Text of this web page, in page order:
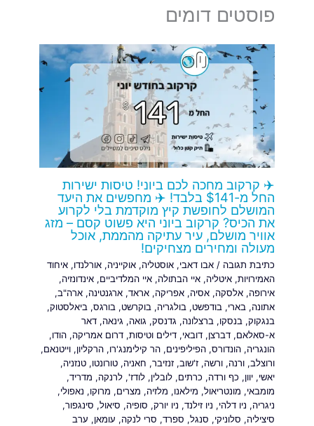
פוסטים דומים
✈️ קרקוב מחכה לכם ביוני! טיסות ישירות
החל מ-$141 בלבד! ✈️ מחפשים את היעד
המושלם לחופשת קיץ מוקדמת בלי לקרוע
את הכיס? קרקוב ביוני היא פשוט קסם – מזג
אוויר מושלם, עיר עתיקה מהממת, אוכל
מעולה ומחירים מצחיקים!
כתיבת תגובה /אבו דאבי,אוסטליה,אוקייניה,אורלנדו,איחוד
האמירויות,איטליה,איי הבתולה,איי המלדיביים,אינדונזיה,
אירופה,אלסקה,אסיה,אפריקה,אראד,ארגנטינה,ארה"ב,
אתונה,בארי,בודפשט,בולגריה,בוקרשט,בורגס,ביאלסטוק,
בנגקוק,בנסקו,ברצלונה, גדנסק, גואה, גינאה,דאר
א-סאלאם,דברצן,דובאי,דילים וטיסות,דרום אמריקה,הודו,
הונגריה,הונדורס,הפיליפינים,הר קילימנג'רו,הרקליון,וייטנאם,
ורוצלב,ורנה,ורשה,ז'שוב,זנזיבר, חאניה,טורונטו,טנזניה,
יאשי,יוון, כף ורדה, כרתים,לובלין,לודז',לרנקה, מדריד,
מומבאי, מונטריאול, מילאנו, מלזיה, מצרים, מרוקו, נאפולי,
ניגריה, ניו דלהי, ניו זילנד, ניו יורק, סופיה, סיאול, סינגפור,
סיציליה, סלוניקי, סנגל, ספרד, סרי לנקה, עומאן, ערב